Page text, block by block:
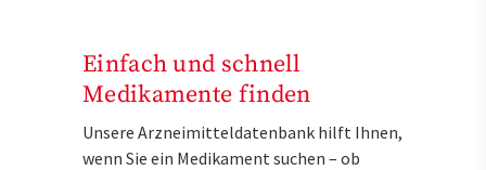
Einfach und schnell
Medikamente finden
Unsere Arzneimitteldatenbank hilft Ihnen,
wenn Sie ein Medikament suchen – ob